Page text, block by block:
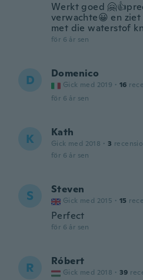
Werkt goed
verwachte😀 en
met die waterstof
för 6 år sen
D Domenico
Gick med 2019 · 16
för 6 år sen
K Kath
Gick med 2018 · 3
för 6 år sen
S Steven
Gick med 2015 · 15
Perfect
för 6 år sen
R Róbert
Gick med 2018 · 39